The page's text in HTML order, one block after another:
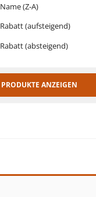
Name (Z-A)
Rabatt (aufsteigend)
Rabatt (absteigend)
3 PRODUKTE ANZEIGEN